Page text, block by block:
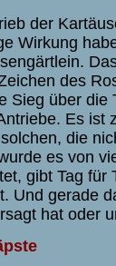
der
Wirkung
des
Sieg über die
Es ist
die
es von
gibt Tag für
Und gerade
hat oder